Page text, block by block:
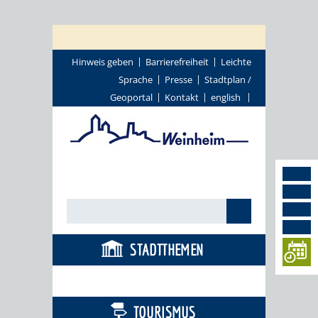
Hinweis geben Barrierefreiheit
Leichte
Sprache
Presse
Stadtplan /
Geoportal
Kontakt english
STADTTHEMEN
TOURISMUS